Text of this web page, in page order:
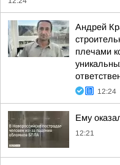
Андрей
плечами
12:24
Ему
12:21